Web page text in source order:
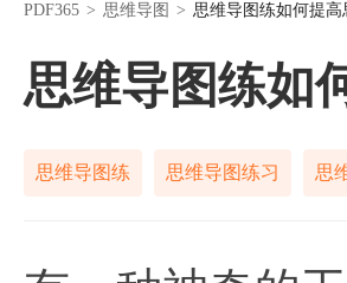
PDF365 > 思维导图 > 思维导图练如何提
思维导图练如
思维导图练 思维导图练习 思